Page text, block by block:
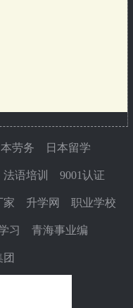
本劳务 日本留学
法语培训 9001认证
家 升学网 职业学校
习 青海事业编